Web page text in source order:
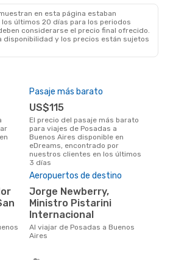
en esta página estaban
últimos 20 días para los periodos
considerarse el precio final ofrecido.
disponibilidad y los precios están sujetos
Pasaje más barato
US$115
El precio del pasaje más barato
para viajes de Posadas a
Buenos Aires disponible en
eDreams, encontrado por
nuestros clientes en los últimos
3 días
Aeropuertos de destino
Jorge Newberry,
Ministro Pistarini
Internacional
Al viajar de Posadas a Buenos
Aires